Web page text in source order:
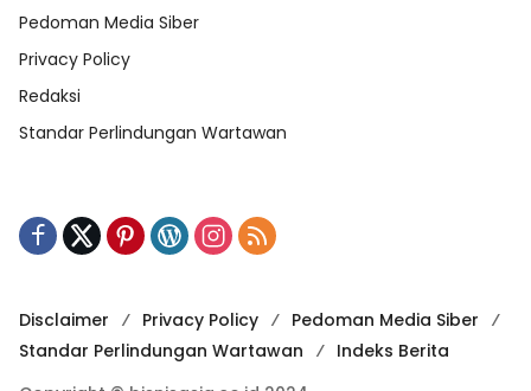
Pedoman Media Siber
Privacy Policy
Redaksi
Standar Perlindungan Wartawan
Disclaimer Privacy Policy
Pedoman Media Siber
Standar Perlindungan Wartawan
Indeks Berita